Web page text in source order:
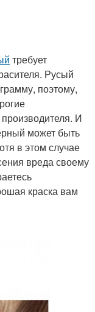
требует
Русый
поэтому,
И
может быть
в этом случае
вреда своему
краска вам